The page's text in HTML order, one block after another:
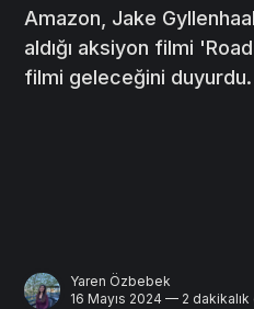
Amazon, Jake
aldığı aksiyon filmi
filmi geleceğini duyurdu.
Yaren Özbebek
16 Mayıs 2024 — 2 dakikalık